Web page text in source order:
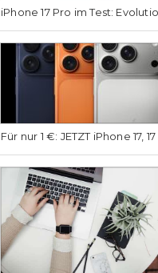
iPhone 17 Pro im Test:
Für nur 1 €: JETZT iPhone 17,